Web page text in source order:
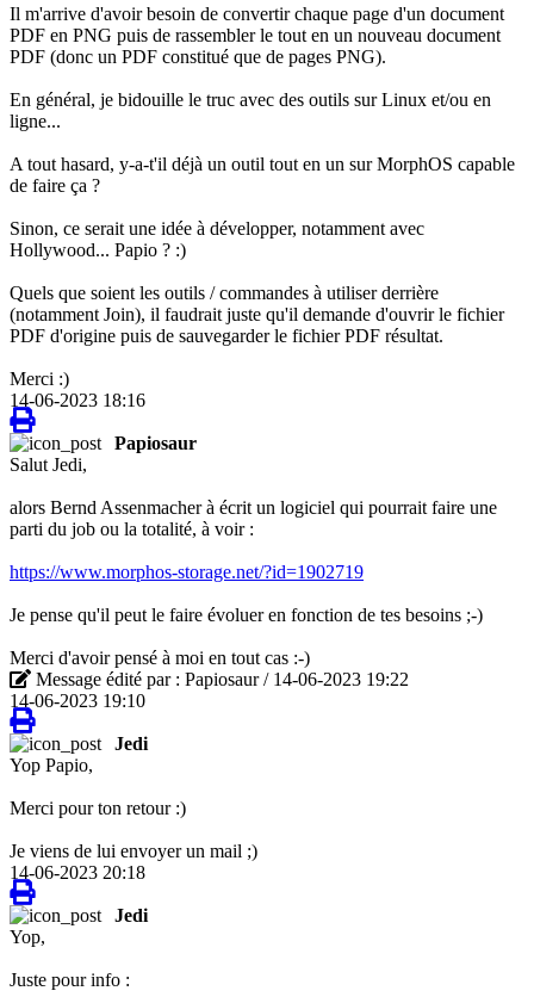
Il m'arrive d'avoir besoin de convertir chaque page d'un document
PDF en PNG puis de rassembler le tout en un nouveau document
PDF (donc un PDF constitué que de pages PNG).
En général, je bidouille le truc avec des outils sur Linux et/ou en
ligne...
A tout hasard, y-a-t'il déjà un outil tout en un sur MorphOS capable
de faire ça ?
Sinon, ce serait une idée à développer, notamment avec
Hollywood... Papio ? :)
Quels que soient les outils / commandes à utiliser derrière
(notamment Join), il faudrait juste qu'il demande d'ouvrir le fichier
PDF d'origine puis de sauvegarder le fichier PDF résultat.
Merci :)
14-06-2023 18:16
Papiosaur
Salut Jedi,
alors Bernd Assenmacher à écrit un logiciel qui pourrait faire une
parti du job ou la totalité, à voir :
https://www.morphos-storage.net/?id=1902719
Je pense qu'il peut le faire évoluer en fonction de tes besoins ;-)
Merci d'avoir pensé à moi en tout cas :-)
Message édité par : Papiosaur / 14-06-2023 19:22
14-06-2023 19:10
Jedi
Yop Papio,
Merci pour ton retour :)
Je viens de lui envoyer un mail ;)
14-06-2023 20:18
Jedi
Yop,
Juste pour info :